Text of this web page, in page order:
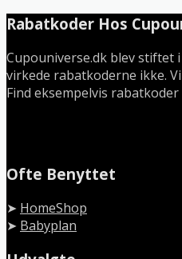
Rabatkoder Hos
Cupouniverse.dk blev
virkede rabatkoderne ikke.
Find eksempelvis
Ofte Benyttet
➤ HomeShop
➤ Babyplan